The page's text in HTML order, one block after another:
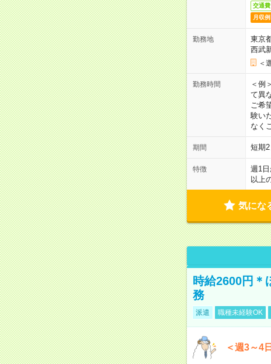
交通費
月収例
勤務地
東京
西武
＜
勤務時間
＜例
て異
ご希
験い
なく
期間 短期
特徴 週1
以上
気にな
時給2600円＊
務
派遣 職種未経験OK
＜週3～4